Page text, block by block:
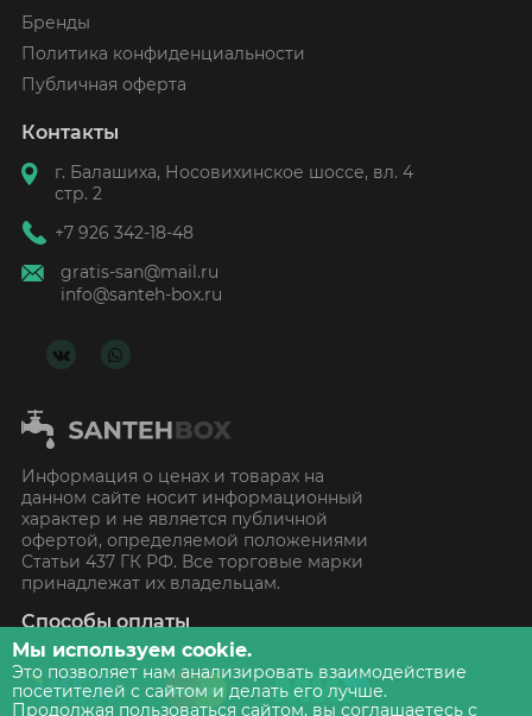
Информация о ценах и товарах на
данном сайте носит информационный
характер и не является публичной
офертой, определяемой положениями
Статьи 437 ГК РФ. Все торговые марки
принадлежат их владельцам.
Способы оплаты
Бренды
Политика конфиденциальности
Публичная оферта
Контакты
г. Балашиха, Носовихинское шоссе, вл. 4
стр. 2
+7 926 342-18-48
gratis-san@mail.ru
info@santeh-box.ru
Мы используем cookie.
Это позволяет нам анализировать взаимодействие
посетителей с сайтом и делать его лучше.
Продолжая пользоваться сайтом, вы соглашаетесь с